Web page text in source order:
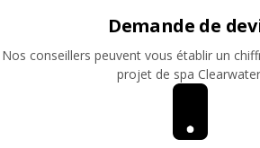
Demande de
Nos conseillers peuvent vous établir un
projet de spa